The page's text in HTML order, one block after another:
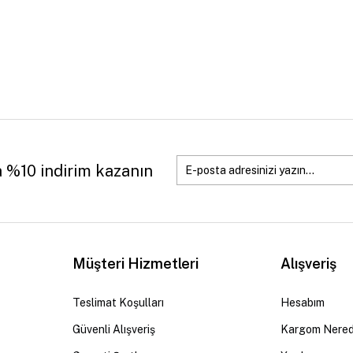
%10 indirim kazanın
Müşteri Hizmetleri
Teslimat Koşulları
Güvenli Alışveriş
Alışveriş
Hesabım
Kargom